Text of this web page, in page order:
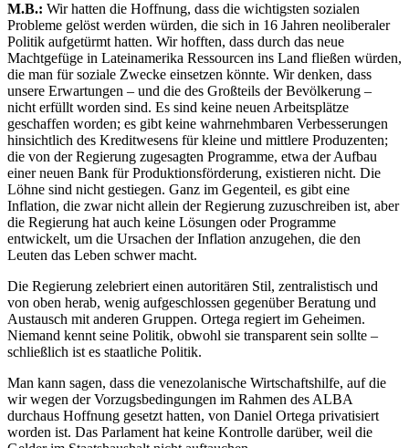
M.B.: Wir hatten die Hoffnung, dass die wichtigsten sozialen
Probleme gelöst werden würden, die sich in 16 Jahren neoliberaler
Politik aufgetürmt hatten. Wir hofften, dass durch das neue
Machtgefüge in Lateinamerika Ressourcen ins Land fließen würden,
die man für soziale Zwecke einsetzen könnte. Wir denken, dass
unsere Erwartungen – und die des Großteils der Bevölkerung –
nicht erfüllt worden sind. Es sind keine neuen Arbeitsplätze
geschaffen worden; es gibt keine wahrnehmbaren Verbesserungen
hinsichtlich des Kreditwesens für kleine und mittlere Produzenten;
die von der Regierung zugesagten Programme, etwa der Aufbau
einer neuen Bank für Produktionsförderung, existieren nicht. Die
Löhne sind nicht gestiegen. Ganz im Gegenteil, es gibt eine
Inflation, die zwar nicht allein der Regierung zuzuschreiben ist, aber
die Regierung hat auch keine Lösungen oder Programme
entwickelt, um die Ursachen der Inflation anzugehen, die den
Leuten das Leben schwer macht.
Die Regierung zelebriert einen autoritären Stil, zentralistisch und
von oben herab, wenig aufgeschlossen gegenüber Beratung und
Austausch mit anderen Gruppen. Ortega regiert im Geheimen.
Niemand kennt seine Politik, obwohl sie transparent sein sollte –
schließlich ist es staatliche Politik.
Man kann sagen, dass die venezolanische Wirtschaftshilfe, auf die
wir wegen der Vorzugsbedingungen im Rahmen des ALBA
durchaus Hoffnung gesetzt hatten, von Daniel Ortega privatisiert
worden ist. Das Parlament hat keine Kontrolle darüber, weil die